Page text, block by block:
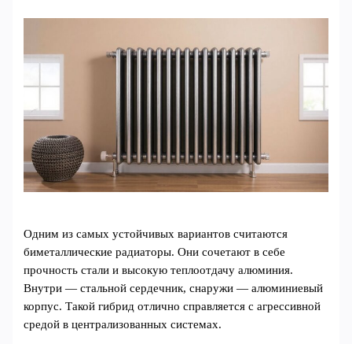
Одним из самых устойчивых вариантов считаются
биметаллические радиаторы. Они сочетают в себе
прочность стали и высокую теплоотдачу алюминия.
Внутри — стальной сердечник, снаружи — алюминиевый
корпус. Такой гибрид отлично справляется с агрессивной
средой в централизованных системах.